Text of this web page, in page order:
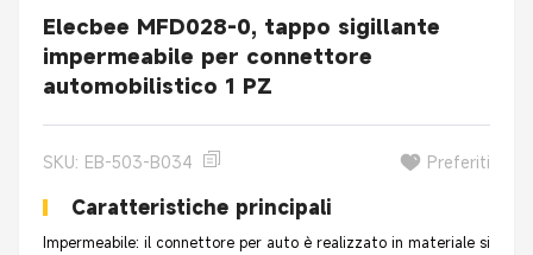
Elecbee MFD028-0, tappo sigillante
impermeabile per connettore
automobilistico 1 PZ
SKU: EB-503-B034 Preferiti
Caratteristiche principali
Impermeabile: il connettore per auto è realizzato in materiale